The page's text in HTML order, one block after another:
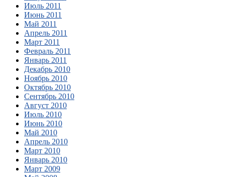
Июль 2011
Июнь 2011
Май 2011
Апрель 2011
Март 2011
Февраль 2011
Январь 2011
Декабрь 2010
Ноябрь 2010
Октябрь 2010
Сентябрь 2010
Август 2010
Июль 2010
Июнь 2010
Май 2010
Апрель 2010
Март 2010
Январь 2010
Март 2009